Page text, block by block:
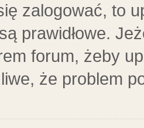
zalogować, to
prawidłowe.
forum, żeby
że problem